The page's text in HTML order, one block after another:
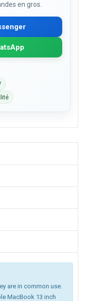
en gros.
are in common use.
MacBook 13 inch